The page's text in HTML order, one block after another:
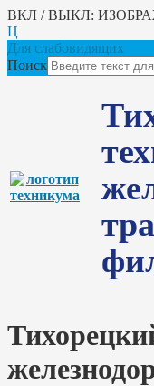
ВКЛ / ВЫКЛ:
Ц
Для слабовидящих
Поиск